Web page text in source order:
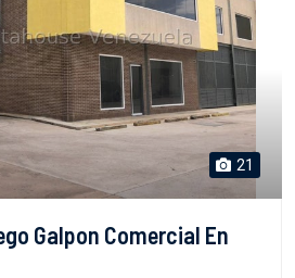
21
Galpon Comercial En